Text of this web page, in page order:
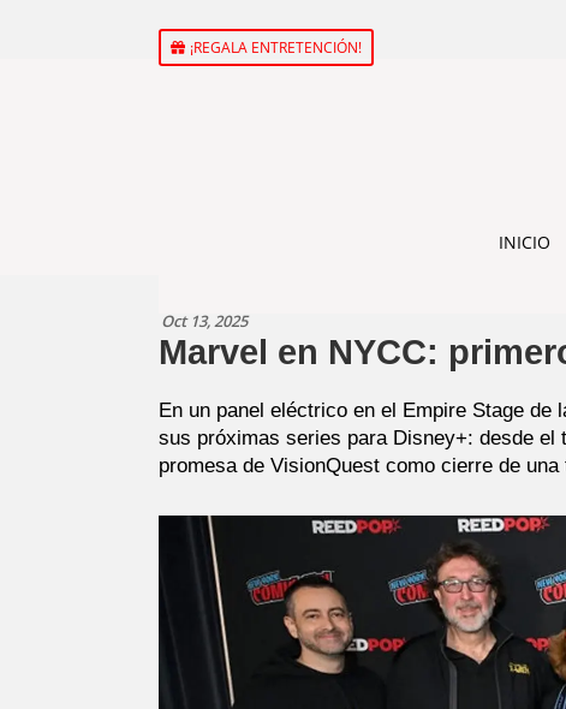
¡REGALA ENTRETENCIÓN!
INICIO
Oct 13, 2025
Marvel en NYCC:
En un panel eléctrico en el Empire Stage
sus próximas series para Disney+: desde el
promesa de VisionQuest como cierre de